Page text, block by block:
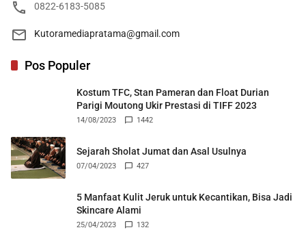
0822-6183-5085
Kutoramediapratama@gmail.com
Pos Populer
Kostum TFC, Stan Pameran dan Float Durian
Parigi Moutong Ukir Prestasi di TIFF 2023
14/08/2023 1442
Sejarah Sholat Jumat dan Asal Usulnya
07/04/2023 427
5 Manfaat Kulit Jeruk untuk Kecantikan, Bisa Jadi
Skincare Alami
25/04/2023 132